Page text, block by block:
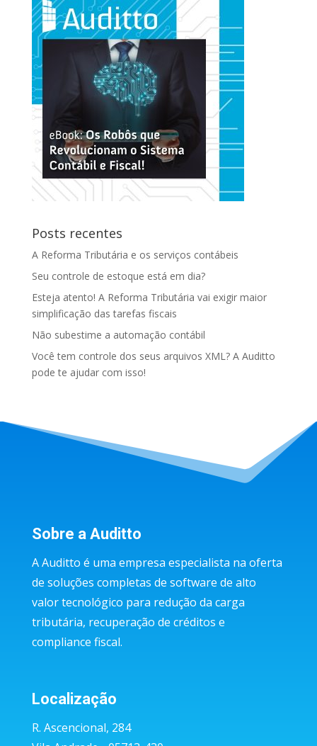
Posts recentes
A Reforma Tributária e os serviços contábeis
Seu controle de estoque está em dia?
Esteja atento! A Reforma Tributária vai exigir maior
simplificação das tarefas fiscais
Não subestime a automação contábil
Você tem controle dos seus arquivos XML? A Auditto
pode te ajudar com isso!
Sobre a Auditto
A Auditto é uma empresa especialista na oferta
de soluções completas de software de alto
valor tecnológico para redução da carga
tributária, recuperação de créditos e
compliance fiscal.
Localização
R. Ascencional, 284